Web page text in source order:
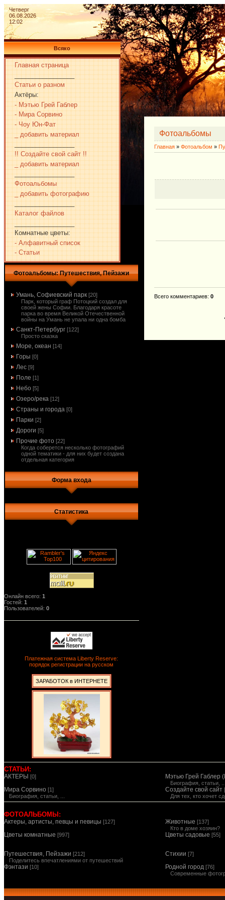
Четверг
06.08.2026
12:02
Всяко
Главная страница
Статьи о разном
Актёры:
- Мэтью Грей Габлер
- Мира Сорвино
- Чоу Юн-Фат
_ добавить материал
!! Создайте свой сайт !!
_ добавить материал
Фотоальбомы
_ добавить фотографию
Каталог файлов
Комнатные цветы:
- Алфавитный список
- Статьи
Фотоальбомы: Путешествия, Пейзажи
Умань, Софиевский парк [20]
Парк, который граф Потоцкий создал для
своей жены Софии. Благодаря красоте
парка во время Великой Отечественной
войны на Умань не упала ни одна бомба
Санкт-Петербург [122]
Просто сказка
Море, океан [14]
Горы [0]
Лес [9]
Поле [1]
Небо [5]
Озеро/река [12]
Страны и города [0]
Парки [2]
Дороги [5]
Прочие фото [22]
Когда соберется несколько фотографий
одной тематики - для них будет создана
отдельная категория
Форма входа
Статистика
Онлайн всего: 1
Гостей: 1
Пользователей: 0
Платежная система Liberty Reserve:
порядок регистрации на русском
ЗАРАБОТОК в ИНТЕРНЕТЕ
Фотоальбомы
Главная » Фотоальбом »
Всего комментариев: 0
СТАТЬИ:
АКТЕРЫ [0] Мэтью Грей Габлер
Биография, статьи,
Мира Сорвино [1]
Биография, статьи, ...
Создайте свой сайт
Для тех, кто хочет
ФОТОАЛЬБОМЫ:
Актеры, артисты, певцы и певицы [127] Животные [137]
Кто в доме хозяин?
Цветы комнатные [997] Цветы садовые [55]
Путешествия, Пейзажи [212]
Поделитесь впечатлениями от путешествий
Стихии [7]
Фэнтази [10] Родной город [76]
Современные